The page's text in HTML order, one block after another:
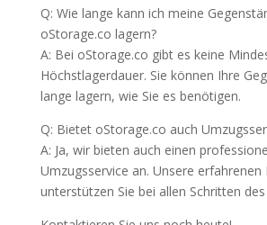
Q: Wie lange kann ich meine
oStorage.co lagern?
A: Bei oStorage.co gibt es keine
Höchstlagerdauer. Sie können Ihre
lange lagern, wie Sie es benötigen.
Q: Bietet oStorage.co auch
A: Ja, wir bieten auch einen
Umzugsservice an. Unsere
unterstützen Sie bei allen Schritten